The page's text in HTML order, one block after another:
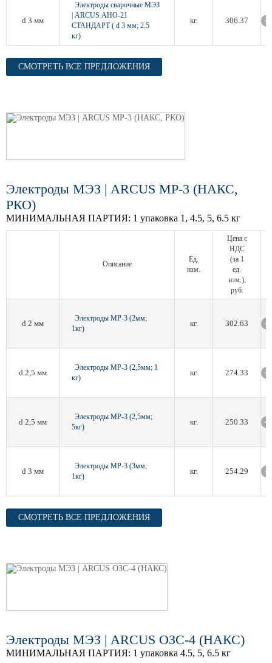
d 3 мм
Электроды сварочные МЭЗ
| ARCUS АНО-21
СТАНДАРТ ( d 3 мм; 2.5
кг)
кг. 306.37
СМОТРЕТЬ ВСЕ ПРЕДЛОЖЕНИЯ
Электроды МЭЗ | ARCUS МР-3 (НАКС,
РКО)
МИНИМАЛЬНАЯ ПАРТИЯ: 1 упаковка 1, 4.5, 5, 6.5 кг
Описание
Ед.
изм.
Цена с
НДС
(за 1
ед.
изм.),
руб.
d 2 мм
Электроды МР-3 (2мм;
1кг)
кг. 302.63
d 2,5 мм
Электроды МР-3 (2,5мм; 1
кг)
кг. 274.33
d 2,5 мм
Электроды МР-3 (2,5мм;
5кг)
кг. 250.33
d 3 мм
Электроды МР-3 (3мм;
1кг)
кг. 254.29
СМОТРЕТЬ ВСЕ ПРЕДЛОЖЕНИЯ
Электроды МЭЗ | ARCUS ОЗС-4 (НАКС)
МИНИМАЛЬНАЯ ПАРТИЯ: 1 упаковка 4.5, 5, 6.5 кг